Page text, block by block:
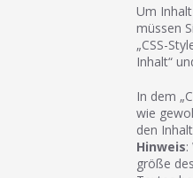
Um
müssen
„CSS-
Inhalt“
In dem
wie
den
Hinweis:
größe